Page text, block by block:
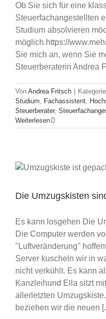
Ob Sie sich für eine
Steuerfachangestellten
Studium absolvieren
möglich.https://
Sie mich an, wenn Sie
Steuerberaterin Andrea
Von Andrea Fritsch
Studium
Fachassistent
Steuerberater,
Weiterlesen
Die Umzugskisten
Es kann losgehen Die
Die Computer werden
"Luftveränderung"
Server kuscheln wir in
nicht verkühlt. Es kann
Kanzleihund Ella sitzt
allerletzten
beziehen wir die neuen